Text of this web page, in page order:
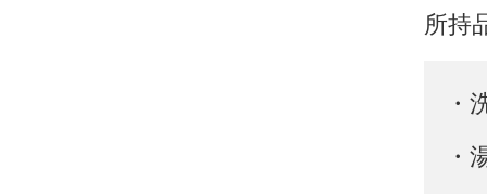
所持
・
・